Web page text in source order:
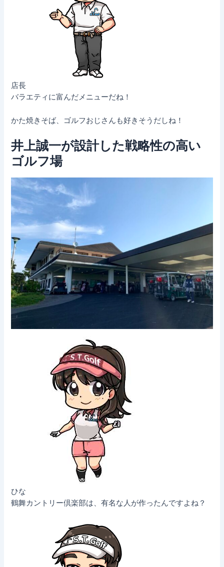
店長
バラエティに富んだメニューだね！
かた焼きそば、ゴルフおじさんも好きそうだしね！
井上誠一が設計した戦略性の高い
ゴルフ場
ひな
鶴舞カントリー倶楽部は、有名な人が作ったんですよね？